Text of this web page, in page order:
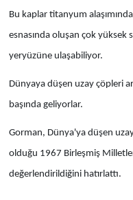
Bu kaplar titanyum
esnasında oluşan çok yüksek
yeryüzüne ulaşabiliyor.
Dünyaya düşen uzay çöpleri
başında geliyorlar.
Gorman, Dünya'ya düşen
olduğu 1967 Birleşmiş
değerlendirildiğini hatırlattı.